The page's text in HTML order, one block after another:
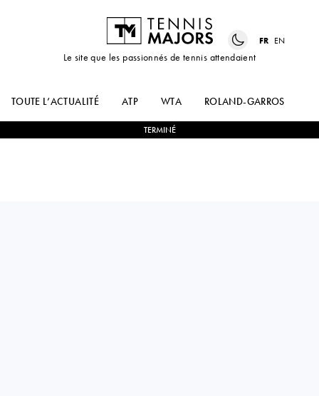
Le site que les passionnés de tennis attendaient
FR EN
TOUTE L’ACTUALITÉ ATP WTA ROLAND-GARROS
TERMINÉ